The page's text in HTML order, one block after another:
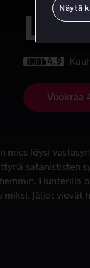
4.9
Vuokraa
mies löysi
mies löysi
satanististen
Hunterilla
Jäljet vievät
Näytä